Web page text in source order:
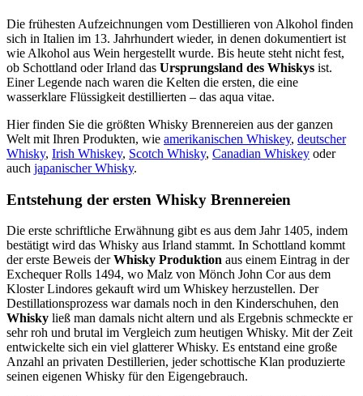
Die frühesten Aufzeichnungen vom Destillieren von Alkohol finden
sich in Italien im 13. Jahrhundert wieder, in denen dokumentiert ist
wie Alkohol aus Wein hergestellt wurde. Bis heute steht nicht fest,
ob Schottland oder Irland das Ursprungsland des Whiskys ist.
Einer Legende nach waren die Kelten die ersten, die eine
wasserklare Flüssigkeit destillierten – das aqua vitae.
Hier finden Sie die größten Whisky Brennereien aus der ganzen
Welt mit Ihren Produkten, wie amerikanischen Whiskey, deutscher
Whisky, Irish Whiskey, Scotch Whisky, Canadian Whiskey oder
auch japanischer Whisky.
Entstehung der ersten Whisky Brennereien
Die erste schriftliche Erwähnung gibt es aus dem Jahr 1405, indem
bestätigt wird das Whisky aus Irland stammt. In Schottland kommt
der erste Beweis derWhisky Produktion aus einem Eintrag in der
Exchequer Rolls 1494, wo Malz von Mönch John Cor aus dem
Kloster Lindores gekauft wird um Whiskey herzustellen. Der
Destillationsprozess war damals noch in den Kinderschuhen, den
Whisky ließ man damals nicht altern und als Ergebnis schmeckte er
sehr roh und brutal im Vergleich zum heutigen Whisky. Mit der Zeit
entwickelte sich ein viel glatterer Whisky. Es entstand eine große
Anzahl an privaten Destillerien, jeder schottische Klan produzierte
seinen eigenen Whisky für den Eigengebrauch.